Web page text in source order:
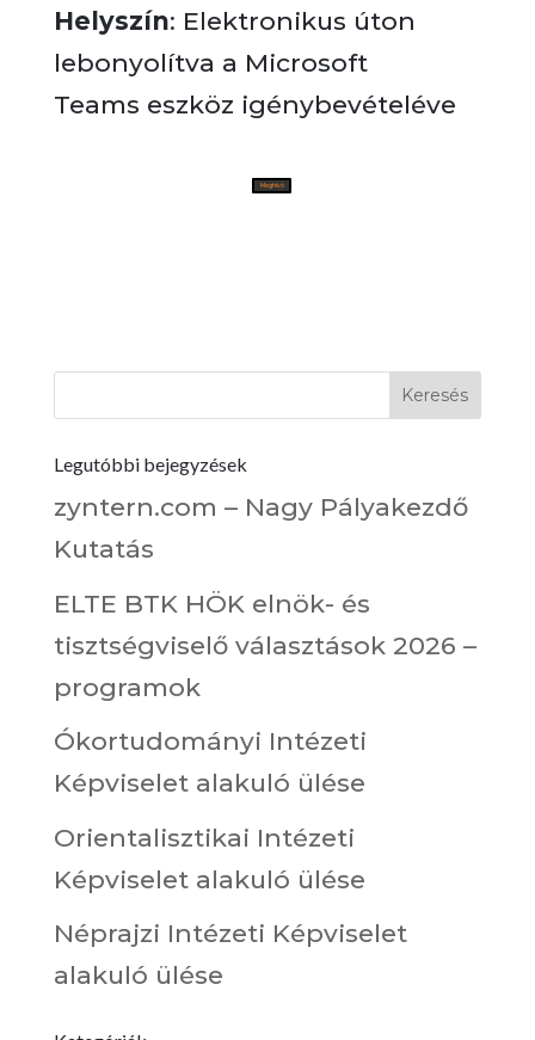
Helyszín: Elektronikus úton
lebonyolítva a Microsoft
Teams eszköz igénybevételéve
Meghívó
Legutóbbi bejegyzések
zyntern.com – Nagy Pályakezdő
Kutatás
ELTE BTK HÖK elnök- és
tisztségviselő választások 2026 –
programok
Ókortudományi Intézeti
Képviselet alakuló ülése
Orientalisztikai Intézeti
Képviselet alakuló ülése
Néprajzi Intézeti Képviselet
alakuló ülése